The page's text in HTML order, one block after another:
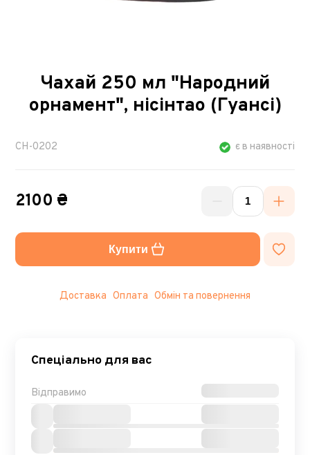
Чахай 250 мл "Народний
орнамент", нісінтао (Гуансі)
CH-0202 є в наявності
2100 ₴
Купити
Доставка Оплата Обмін та повернення
Спеціально для вас
Відправимо